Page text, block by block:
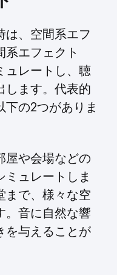
は、空間系エフ
エフェクト
ュレートし、聴
します。代表的
の2つがありま
屋や会場などの
ュレートしま
まで、様々な空
。音に自然な響
を与えることが